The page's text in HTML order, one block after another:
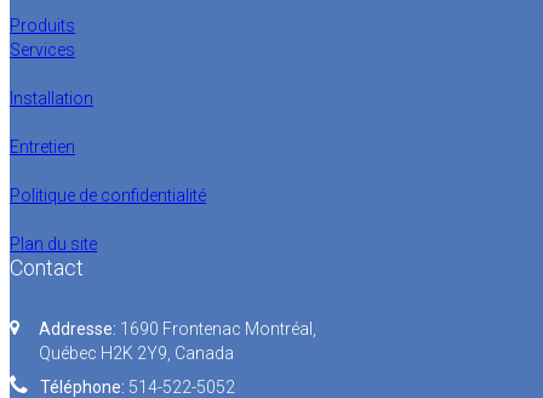
Produits
Services
Installation
Entretien
Politique de confidentialité
Plan du site
Contact
Addresse: 1690 Frontenac Montréal,
Québec H2K 2Y9, Canada
Téléphone: 514-522-5052